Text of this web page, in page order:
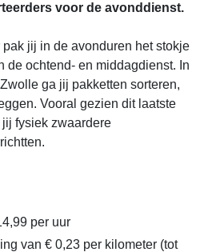
voor de avonddienst.
jij in de avonduren het stokje
de ochtend- en middagdienst. In
ga jij pakketten sorteren,
Vooral gezien dit laatste
fysiek zwaardere
per uur
van € 0,23 per kilometer (tot